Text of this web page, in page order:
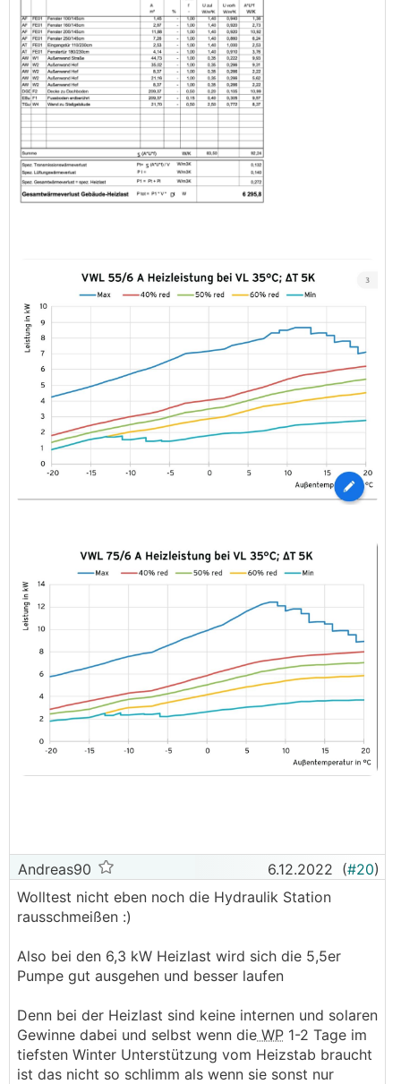
Andreas90 6.12.2022 (#20)
Wolltest nicht eben noch die Hydraulik Station
rausschmeißen :)
Also bei den 6,3 kW Heizlast wird sich die 5,5er
Pumpe gut ausgehen und besser laufen
Denn bei der Heizlast sind keine internen und solaren
Gewinne dabei und selbst wenn die WP 1-2 Tage im
tiefsten Winter Unterstützung vom Heizstab braucht
ist das nicht so schlimm als wenn sie sonst nur